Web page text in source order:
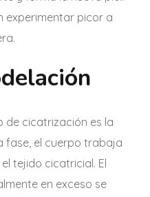
experimentar picor a
de cicatrización es la
fase, el cuerpo trabaja
tejido cicatricial. El
en exceso se